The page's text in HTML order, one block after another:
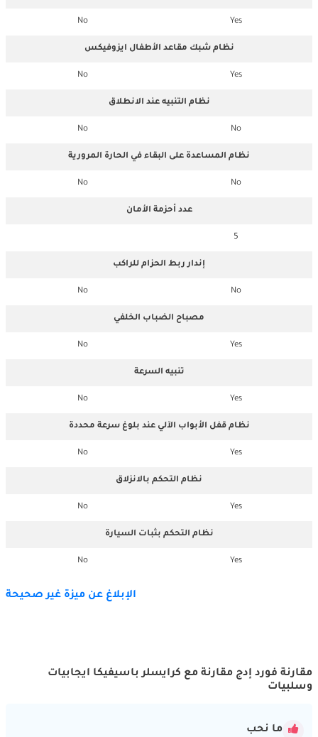
Yes
No
نظام شبك مقاعد الأطفال ايزوفيكس
Yes
No
نظام التنبيه عند الانطلاق
No
No
نظام المساعدة على البقاء في الحارة المرورية
No
No
عدد أحزمة الأمان
5
إندار ربط الحزام للراكب
No
No
مصباح الضباب الخلفي
Yes
No
تنبيه السرعة
Yes
No
نظام قفل الأبواب الآلي عند بلوغ سرعة محددة
Yes
No
نظام التحكم بالانزلاق
Yes
No
نظام التحكم بثبات السيارة
Yes
No
الإبلاغ عن ميزة غير صحيحة
مقارنة فورد إدج مقارنة مع كرايسلر باسيفيكا ايجابيات
وسلبيات
ما نحب